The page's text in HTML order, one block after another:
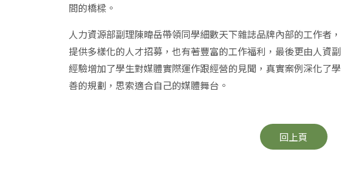
間的橋樑。
人力資源部副理陳暐岳帶領同學細數天下雜誌品牌內部的工作者
提供多樣化的人才招募，也有著豐富的工作福利，最後更由人資
經驗增加了學生對媒體實際運作跟經營的見聞，真實案例深化了
善的規劃，思索適合自己的媒體舞台。
回上頁